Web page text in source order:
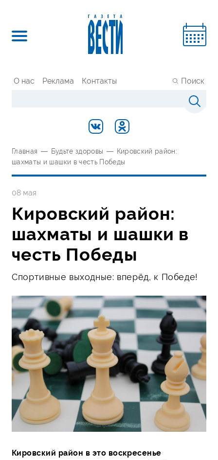
О нас Реклама Контакты Поиск
Главная — Будьте здоровы — Кировский район:
шахматы и шашки в честь Победы
08 мая
Кировский район:
шахматы и шашки в
честь Победы
Спортивные выходные: вперёд, к Победе!
Кировский район в это воскресенье